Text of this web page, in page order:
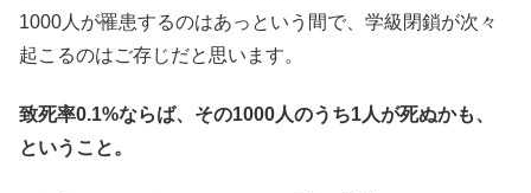
1000人が罹患するのはあっという間で、学級閉鎖が次々
起こるのはご存じだと思います。
致死率0.1%ならば、その1000人のうち1人が死ぬかも、
ということ。